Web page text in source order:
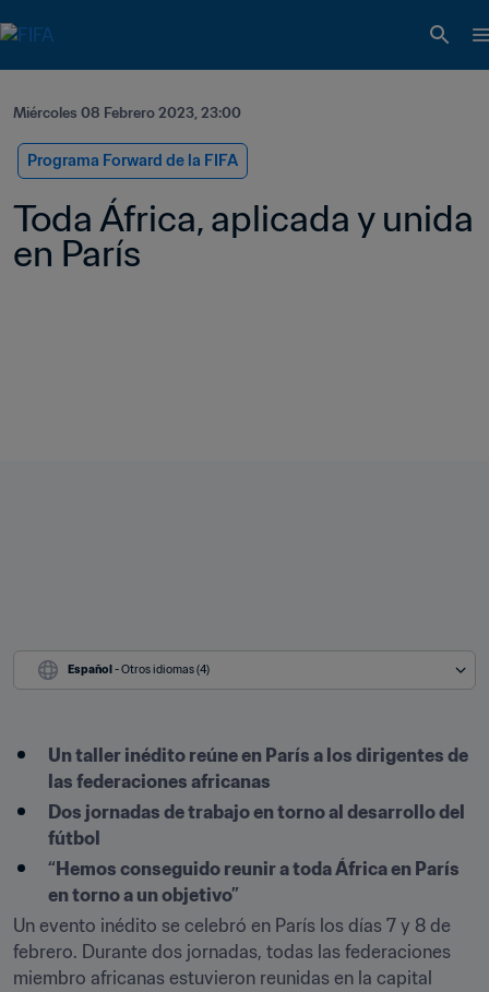
Miércoles 08 Febrero 2023, 23:00
Programa Forward de la FIFA
Toda África, aplicada y unida
en París
Español - Otros idiomas (4)
Un taller inédito reúne en París a los dirigentes de
las federaciones africanas
Dos jornadas de trabajo en torno al desarrollo del
fútbol
“Hemos conseguido reunir a toda África en París
en torno a un objetivo”
Un evento inédito se celebró en París los días 7 y 8 de
febrero. Durante dos jornadas, todas las federaciones
miembro africanas estuvieron reunidas en la capital